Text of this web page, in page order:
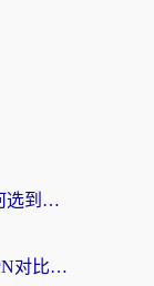
海外党连中国VPN避坑指南：如何选到真正能无缝刷国内资源的加速器？
快帆TV版VPN好用吗？和腾讯VPN对比哪个回国效果更好？海外党必看的真实体验指南